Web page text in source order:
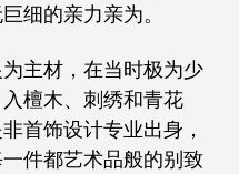
细的亲力亲为。
主材，在当时极为少
檀木、刺绣和青花
首饰设计专业出身，
件都艺术品般的别致